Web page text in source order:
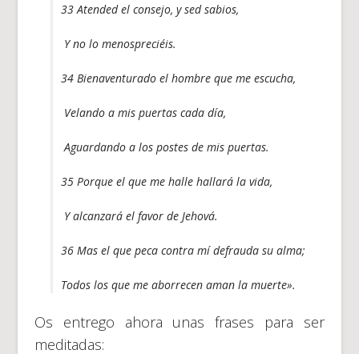
33 Atended el consejo, y sed sabios,
Y no lo menospreciéis.
34 Bienaventurado el hombre que me escucha,
Velando a mis puertas cada día,
Aguardando a los postes de mis puertas.
35 Porque el que me halle hallará la vida,
Y alcanzará el favor de Jehová.
36 Mas el que peca contra mí defrauda su alma;
Todos los que me aborrecen aman la muerte».
Os entrego ahora unas frases para ser
meditadas: